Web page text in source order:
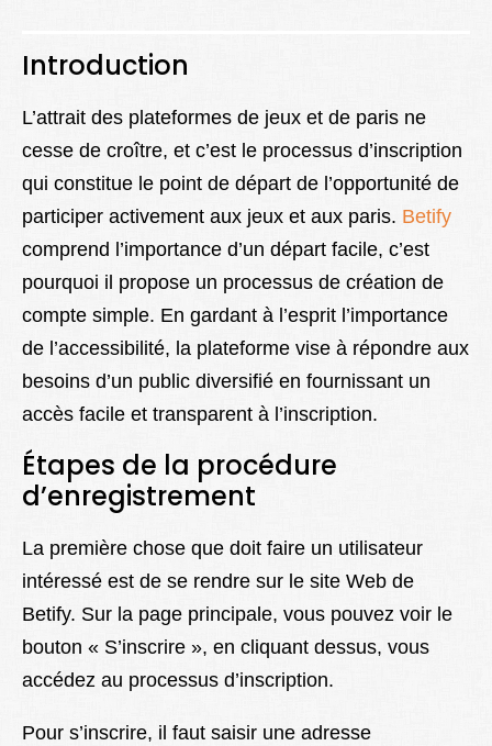
Introduction
L’attrait des plateformes de jeux et de paris ne
cesse de croître, et c’est le processus d’inscription
qui constitue le point de départ de l’opportunité de
participer activement aux jeux et aux paris. Betify
comprend l’importance d’un départ facile, c’est
pourquoi il propose un processus de création de
compte simple. En gardant à l’esprit l’importance
de l’accessibilité, la plateforme vise à répondre aux
besoins d’un public diversifié en fournissant un
accès facile et transparent à l’inscription.
Étapes de la procédure
d’enregistrement
La première chose que doit faire un utilisateur
intéressé est de se rendre sur le site Web de
Betify. Sur la page principale, vous pouvez voir le
bouton « S’inscrire », en cliquant dessus, vous
accédez au processus d’inscription.
Pour s’inscrire, il faut saisir une adresse